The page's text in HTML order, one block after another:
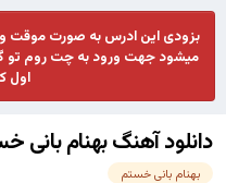
بزودی این ادرس به صورت موقت
میشود جهت ورود به چت روم تو
اول
دانلود آهنگ بهنام بانی
بهنام بانی خستم